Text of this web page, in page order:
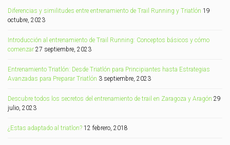
Diferencias y similitudes entre entrenamiento de Trail Running y Triatlón 19
octubre, 2023
Introducción al entrenamiento de Trail Running: Conceptos básicos y cómo
comenzar 27 septiembre, 2023
Entrenamiento Triatlón: Desde Triatlón para Principiantes hasta Estrategias
Avanzadas para Preparar Triatlón 3 septiembre, 2023
Descubre todos los secretos del entrenamiento de trail en Zaragoza y Aragón 29
julio, 2023
¿Estas adaptado al triatlon? 12 febrero, 2018